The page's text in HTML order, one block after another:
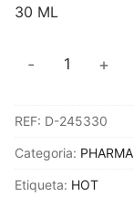
30 ML
Quantidade
-
PERFUME
FEROMÔNIOS
- +
REF: D-245330
Categoria: PHARMA
Etiqueta: HOT